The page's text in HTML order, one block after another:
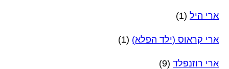
ארי היל (1)
ארי קראוס (ילד הפלא) (1)
ארי רוזנפלד (9)